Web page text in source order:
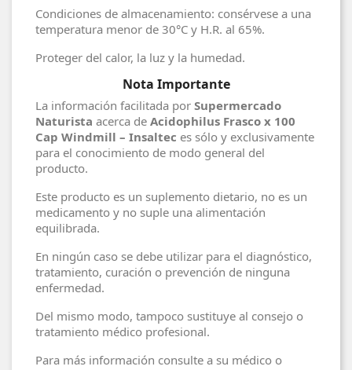
Condiciones de almacenamiento: consérvese a una
temperatura menor de 30°C y H.R. al 65%.
Proteger del calor, la luz y la humedad.
Nota Importante
La información facilitada por Supermercado
Naturista acerca de Acidophilus Frasco x 100
Cap Windmill – Insaltec es sólo y exclusivamente
para el conocimiento de modo general del
producto.
Este producto es un suplemento dietario, no es un
medicamento y no suple una alimentación
equilibrada.
En ningún caso se debe utilizar para el diagnóstico,
tratamiento, curación o prevención de ninguna
enfermedad.
Del mismo modo, tampoco sustituye al consejo o
tratamiento médico profesional.
Para más información consulte a su médico o